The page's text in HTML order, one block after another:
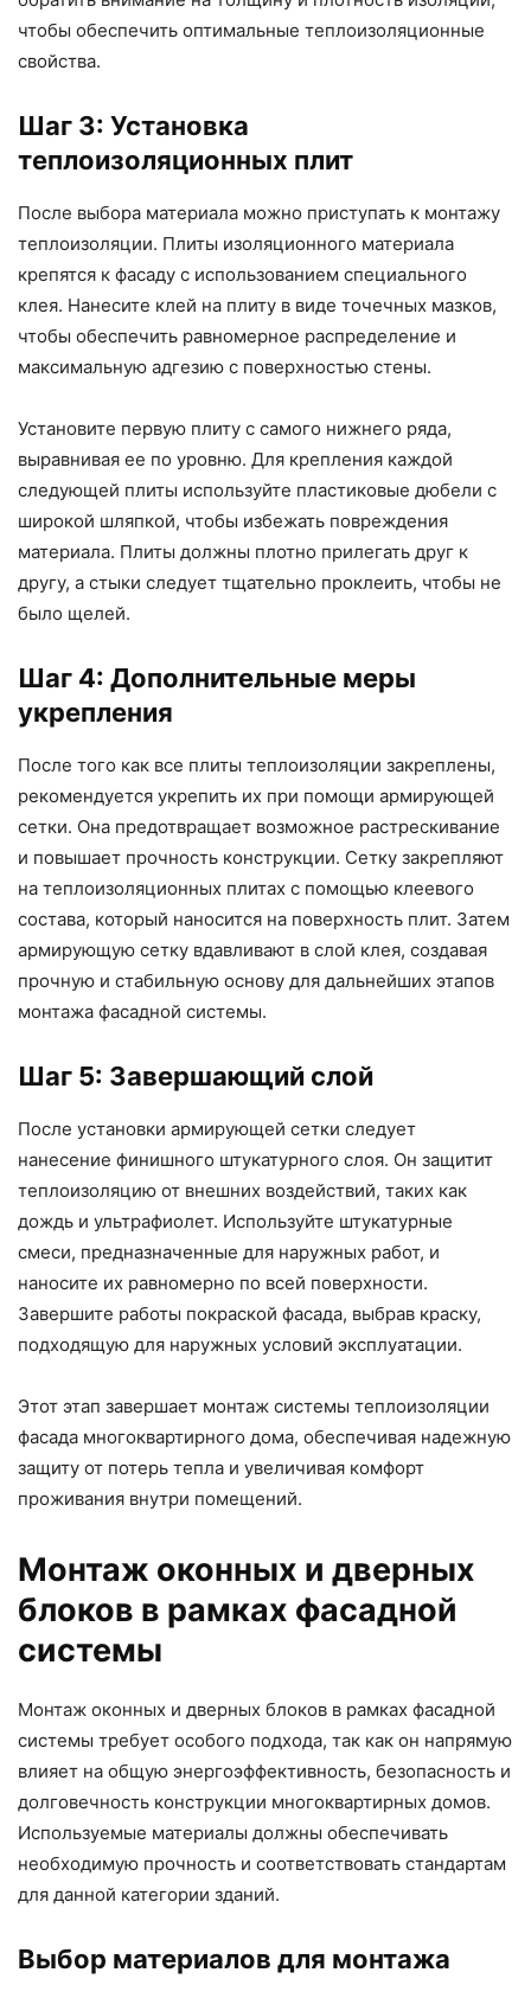
чтобы обеспечить оптимальные теплоизоляционные
свойства.
Шаг 3: Установка
теплоизоляционных плит
После выбора материала можно приступать к монтажу
теплоизоляции. Плиты изоляционного материала
крепятся к фасаду с использованием специального
клея. Нанесите клей на плиту в виде точечных мазков,
чтобы обеспечить равномерное распределение и
максимальную адгезию с поверхностью стены.
Установите первую плиту с самого нижнего ряда,
выравнивая ее по уровню. Для крепления каждой
следующей плиты используйте пластиковые дюбели с
широкой шляпкой, чтобы избежать повреждения
материала. Плиты должны плотно прилегать друг к
другу, а стыки следует тщательно проклеить, чтобы не
было щелей.
Шаг 4: Дополнительные меры
укрепления
После того как все плиты теплоизоляции закреплены,
рекомендуется укрепить их при помощи армирующей
сетки. Она предотвращает возможное растрескивание
и повышает прочность конструкции. Сетку закрепляют
на теплоизоляционных плитах с помощью клеевого
состава, который наносится на поверхность плит. Затем
армирующую сетку вдавливают в слой клея, создавая
прочную и стабильную основу для дальнейших этапов
монтажа фасадной системы.
Шаг 5: Завершающий слой
После установки армирующей сетки следует
нанесение финишного штукатурного слоя. Он защитит
теплоизоляцию от внешних воздействий, таких как
дождь и ультрафиолет. Используйте штукатурные
смеси, предназначенные для наружных работ, и
наносите их равномерно по всей поверхности.
Завершите работы покраской фасада, выбрав краску,
подходящую для наружных условий эксплуатации.
Этот этап завершает монтаж системы теплоизоляции
фасада многоквартирного дома, обеспечивая надежную
защиту от потерь тепла и увеличивая комфорт
проживания внутри помещений.
Монтаж оконных и дверных
блоков в рамках фасадной
системы
Монтаж оконных и дверных блоков в рамках фасадной
системы требует особого подхода, так как он напрямую
влияет на общую энергоэффективность, безопасность и
долговечность конструкции многоквартирных домов.
Используемые материалы должны обеспечивать
необходимую прочность и соответствовать стандартам
для данной категории зданий.
Выбор материалов для монтажа